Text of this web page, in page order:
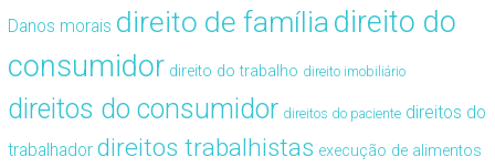
Danos morais direito de famíliadireito do
consumidor direito do trabalho direito imobiliário
direitos do consumidor direitos do paciente direitos do
trabalhador direitos trabalhistas execução de alimentos